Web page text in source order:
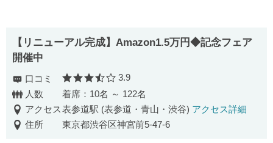
【リニューアル完成】Amazon1.5万円◆記念フェア
開催中
口コミ 口コミ評価
3.9
人数
着席：10名 ～ 122名
アクセス表参道駅 (表参道・青山・渋谷) アクセス詳細
住所
東京都渋谷区神宮前5-47-6